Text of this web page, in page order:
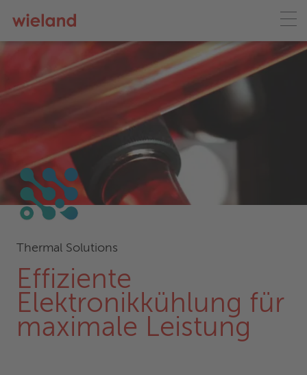
Thermal Solutions
Effiziente
Elektronikkühlung für
maximale Leistung